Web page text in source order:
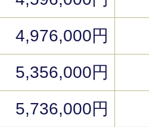
4,976,000円
5,356,000円
5,736,000円